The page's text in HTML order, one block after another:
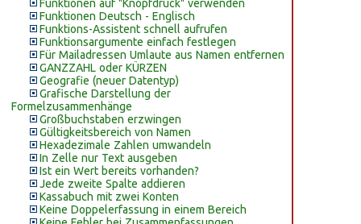
Funktionen auf "Knopfdruck" verwenden
Funktionen Deutsch - Englisch
Funktions-Assistent schnell aufrufen
Funktionsargumente einfach festlegen
Für Mailadressen Umlaute aus Namen entfernen
GANZZAHL oder KÜRZEN
Geografie (neuer Datentyp)
Grafische Darstellung der
Formelzusammenhänge
Großbuchstaben erzwingen
Gültigkeitsbereich von Namen
Hexadezimale Zahlen umwandeln
In Zelle nur Text ausgeben
Ist ein Wert bereits vorhanden?
Jede zweite Spalte addieren
Kassabuch mit zwei Konten
Keine Doppelerfassung in einem Bereich